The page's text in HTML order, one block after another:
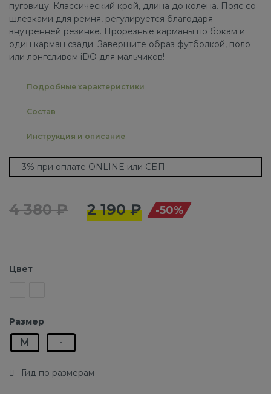
пуговицу. Классический крой, длина до колена. Пояс со
шлевками для ремня, регулируется благодаря
внутренней резинке. Прорезные карманы по бокам и
один карман сзади. Завершите образ футболкой, поло
или лонгсливом iDO для мальчиков!
Подробные характеристики
Состав
Инструкция и описание
-3% при оплате ONLINE или СБП
4 380 ₽ 2 190 ₽ -50%
Цвет
Размер
M -
Гид по размерам